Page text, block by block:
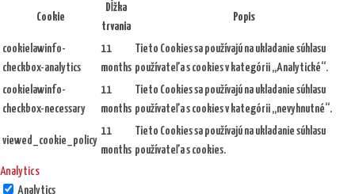
Cookie
Dĺžka
trvania
Popis
cookielawinfo-
checkbox-analytics
11
months
Tieto Cookies sa používajú na ukladanie súhlasu
používateľa s cookies v kategórii „Analytické“.
cookielawinfo-
checkbox-necessary
11
months
Tieto Cookies sa používajú na ukladanie súhlasu
používateľa s cookies v kategórii „nevyhnutné“.
viewed_cookie_policy
11
months
Tieto Cookies sa používajú na ukladanie súhlasu
používateľa s cookies.
Analytics
Analytics